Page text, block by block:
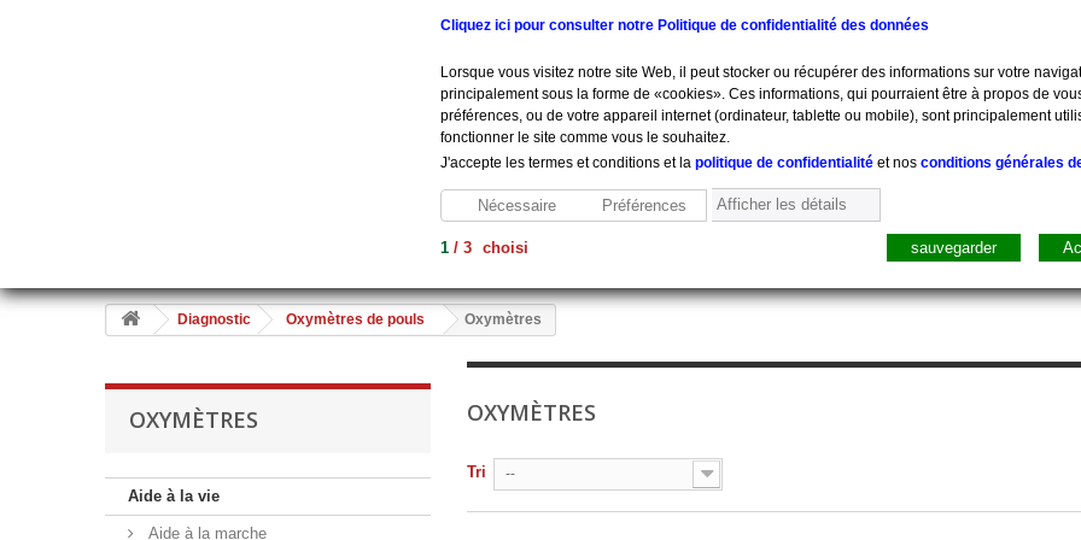
Hygiène Mesure, Pesée Pharmacie Sacs,
Diagnostic Oxymètres de pouls Oxymètres
OXYMÈTRES
Aide à la vie
Aide à la marche
OXYMÈTRES
Tri --
Cliquez ici pour consulter notre Politique de confidentialité des données
Lorsque vous visitez notre site Web, il peut stocker ou récupérer des informations sur votre
principalement sous la forme de «cookies». Ces informations, qui pourraient être à propos de
préférences, ou de votre appareil internet (ordinateur, tablette ou mobile), sont principalement
fonctionner le site comme vous le souhaitez.
J'accepte les termes et conditions et la politique de confidentialité et nos conditions générales
Nécessaire Préférences Afficher les détails
1 / 3 choisi sauvegarder